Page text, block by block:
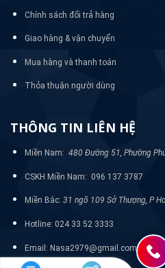
Chính sách đổi trả hàng
Giao hàng & vận chuyển
Mua hàng và thanh toán
Thỏa thuận người dùng
THÔNG TIN LIÊN HỆ
Miền Nam: 480 Đường 51, Phường
CSKH Miền Nam: 096 137 3787
Miền Bắc: 31 ngõ 109 Sở Thượng, P
Hotline: 024 33 52 3333
Email: Nasa2979@gmail.com